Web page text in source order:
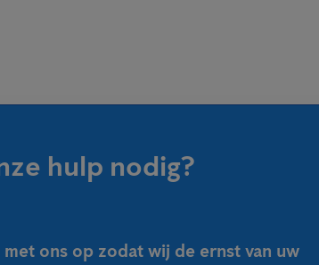
hulp nodig?
ons op zodat wij de ernst van uw